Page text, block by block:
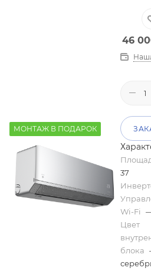
МОНТАЖ В ПОДАРОК
46
37
Wi-Fi
Цвет
блока